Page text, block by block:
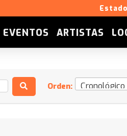
ARTISTAS
EVENTOS
Orden: